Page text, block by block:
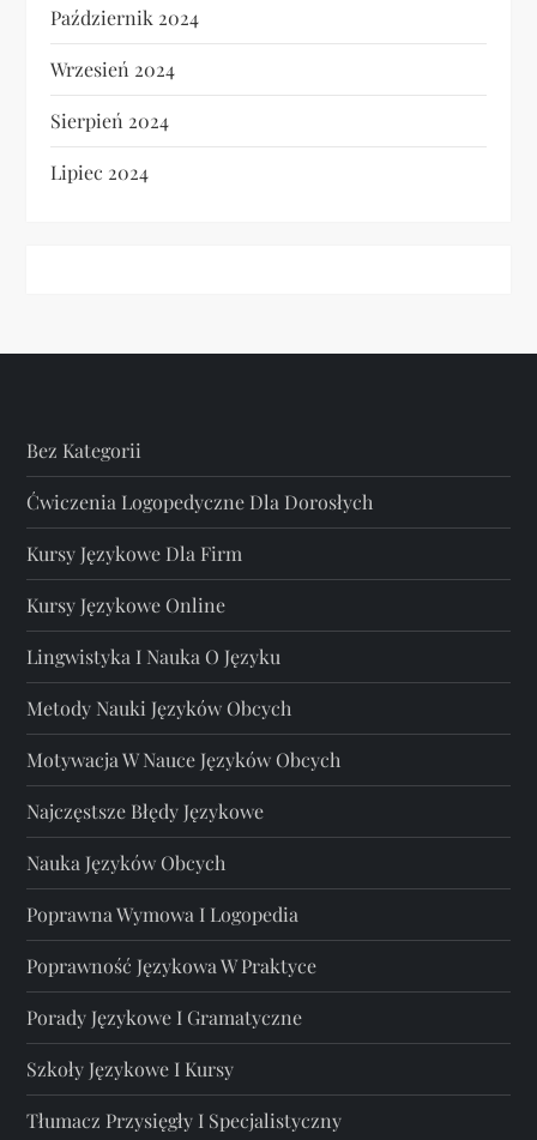
Październik 2024
Wrzesień 2024
Sierpień 2024
Lipiec 2024
Bez Kategorii
Ćwiczenia Logopedyczne Dla Dorosłych
Kursy Językowe Dla Firm
Kursy Językowe Online
Lingwistyka I Nauka O Języku
Metody Nauki Języków Obcych
Motywacja W Nauce Języków Obcych
Najczęstsze Błędy Językowe
Nauka Języków Obcych
Poprawna Wymowa I Logopedia
Poprawność Językowa W Praktyce
Porady Językowe I Gramatyczne
Szkoły Językowe I Kursy
Tłumacz Przysięgły I Specjalistyczny